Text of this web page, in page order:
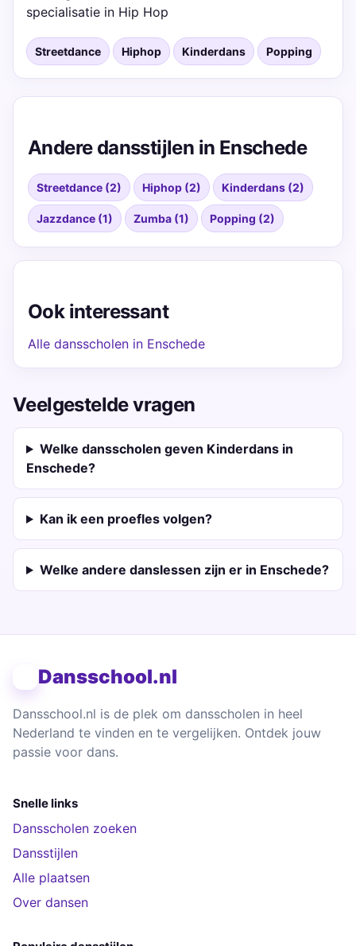
specialisatie in Hip Hop
Streetdance Hiphop Kinderdans Popping
Andere dansstijlen in Enschede
Streetdance (2) Hiphop (2) Kinderdans (2)
Jazzdance (1) Zumba (1) Popping (2)
Ook interessant
Alle dansscholen in Enschede
Veelgestelde vragen
Welke dansscholen geven Kinderdans in
Enschede?
Kan ik een proefles volgen?
Welke andere danslessen zijn er in Enschede?
Dansschool.nl
Dansschool.nl is de plek om dansscholen in heel
Nederland te vinden en te vergelijken. Ontdek jouw
passie voor dans.
Snelle links
Dansscholen zoeken
Dansstijlen
Alle plaatsen
Over dansen